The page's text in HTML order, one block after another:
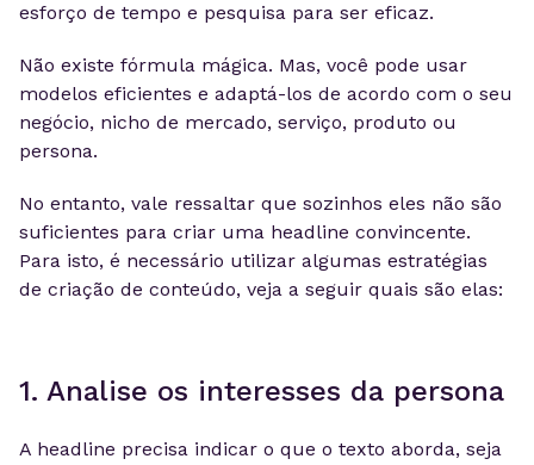
esforço de tempo e pesquisa para ser eficaz.
Não existe fórmula mágica. Mas, você pode usar
modelos eficientes e adaptá-los de acordo com o seu
negócio, nicho de mercado, serviço, produto ou
persona.
No entanto, vale ressaltar que sozinhos eles não são
suficientes para criar uma headline convincente.
Para isto, é necessário utilizar algumas estratégias
de criação de conteúdo, veja a seguir quais são elas:
1. Analise os interesses da persona
A headline precisa indicar o que o texto aborda, seja